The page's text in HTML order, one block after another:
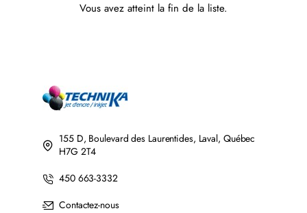
Vous avez atteint la fin de la liste.
155 D, Boulevard des Laurentides, Laval, Québec
H7G 2T4
450 663-3332
Contactez-nous